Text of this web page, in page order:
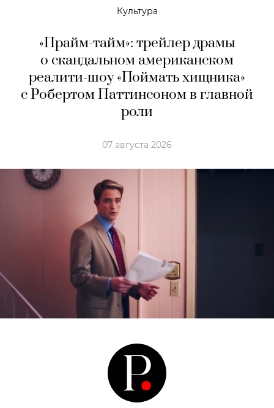
Культура
«Прайм-тайм»: трейлер драмы
о скандальном американском
реалити-шоу «Поймать хищника»
с Робертом Паттинсоном в главной
роли
07 августа 2026